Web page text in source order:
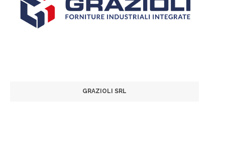
GRAZIOLI SRL